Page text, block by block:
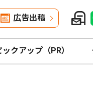
広告出稿
ックアップ（PR）